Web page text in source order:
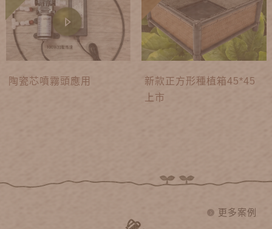
陶瓷芯噴霧頭應用
新款正方形種植箱45*45
上市
更多案例